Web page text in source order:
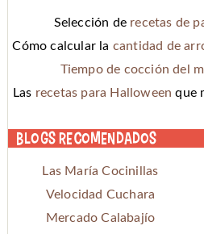
Selección de recetas de
Cómo calcular la cantidad de
Tiempo de cocción del
Las recetas para Halloween que
Blogs recomendados
Las María Cocinillas
Velocidad Cuchara
Mercado Calabajío